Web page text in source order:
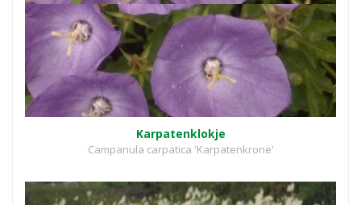
Karpatenklokje
Campanula carpatica 'Karpatenkrone'